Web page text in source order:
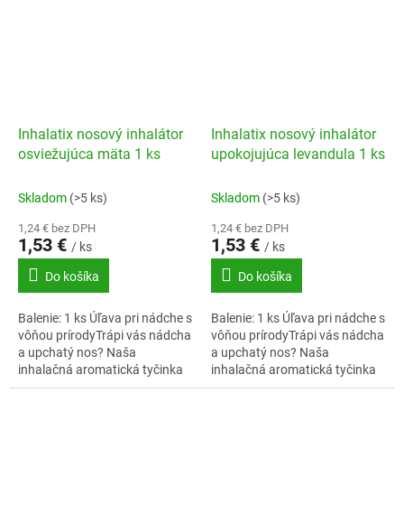
Inhalatix nosový inhalátor
osviežujúca mäta 1 ks
Skladom (>5 ks)
1,24 € bez DPH
1,53 € / ks
Do košíka
Balenie: 1 ks Úľava pri nádche s
vôňou prírodyTrápi vás nádcha
a upchatý nos? Naša
inhalačná aromatická tyčinka
pri nádche obsahuje starostlivo
Inhalatix nosový inhalátor
upokojujúca levandula 1 ks
Skladom (>5 ks)
1,24 € bez DPH
1,53 € / ks
Do košíka
Balenie: 1 ks Úľava pri nádche s
vôňou prírodyTrápi vás nádcha
a upchatý nos? Naša
inhalačná aromatická tyčinka
pri nádche obsahuje starostlivo